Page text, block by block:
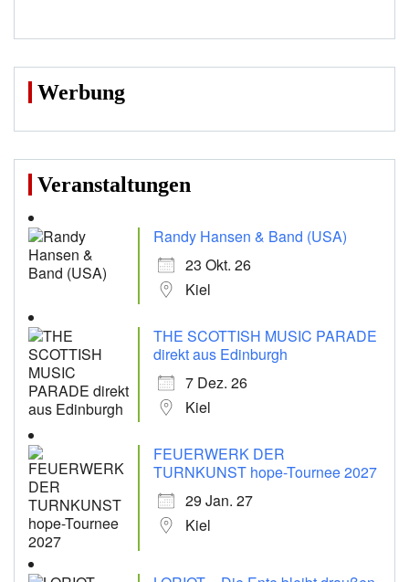
Werbung
Veranstaltungen
Randy Hansen & Band (USA)
23 Okt. 26
Kiel
THE SCOTTISH MUSIC PARADE
direkt aus Edinburgh
7 Dez. 26
Kiel
FEUERWERK DER
TURNKUNST hope-Tournee 2027
29 Jan. 27
Kiel